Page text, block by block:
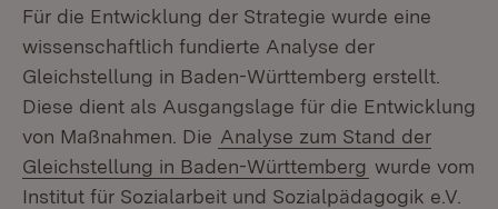
Für die Entwicklung der Strategie wurde eine
wissenschaftlich fundierte Analyse der
Gleichstellung in Baden-Württemberg erstellt.
Diese dient als Ausgangslage für die Entwicklung
von Maßnahmen. Die Analyse zum Stand der
Gleichstellung in Baden-Württemberg wurde vom
Institut für Sozialarbeit und Sozialpädagogik e.V.